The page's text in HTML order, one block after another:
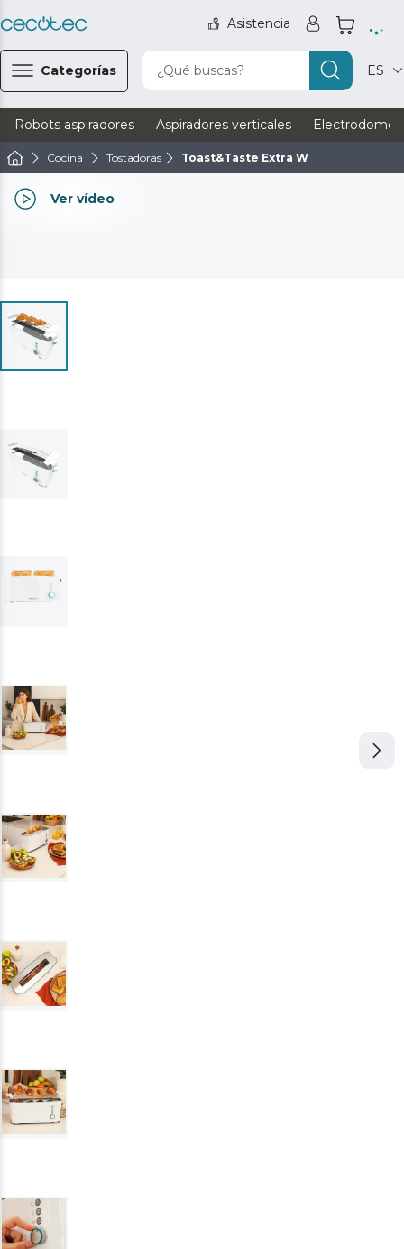
Asistencia
Categorías ¿Qué buscas? ES
Robots aspiradores Aspiradores verticales
Cocina Tostadoras Toast&Taste Extra W
Ver vídeo